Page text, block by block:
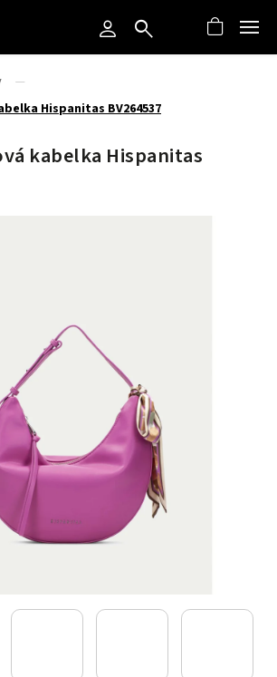
/
Hispanitas BV264537
kabelka Hispanitas